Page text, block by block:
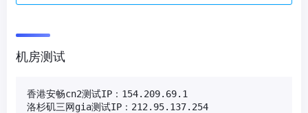
机房测试
香港安畅cn2测试IP：154.209.69.1
洛杉矶三网gia测试IP：212.95.137.254